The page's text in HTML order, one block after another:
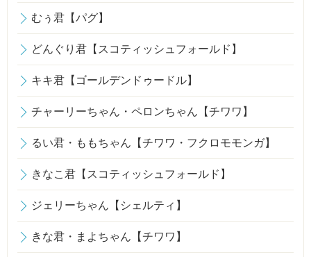
むぅ君【パグ】
どんぐり君【スコティッシュフォールド】
キキ君【ゴールデンドゥードル】
チャーリーちゃん・ペロンちゃん【チワワ】
るい君・ももちゃん【チワワ・フクロモモンガ】
きなこ君【スコティッシュフォールド】
ジェリーちゃん【シェルティ】
きな君・まよちゃん【チワワ】